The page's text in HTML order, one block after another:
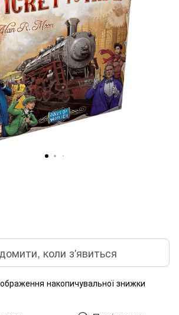
коли з'явиться
накопичувальної знижки